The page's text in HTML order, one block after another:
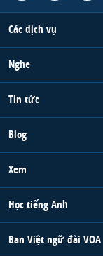
Các dịch vụ
Nghe
Tin tức
Blog
Xem
Học tiếng Anh
Ban Việt ngữ đài VOA